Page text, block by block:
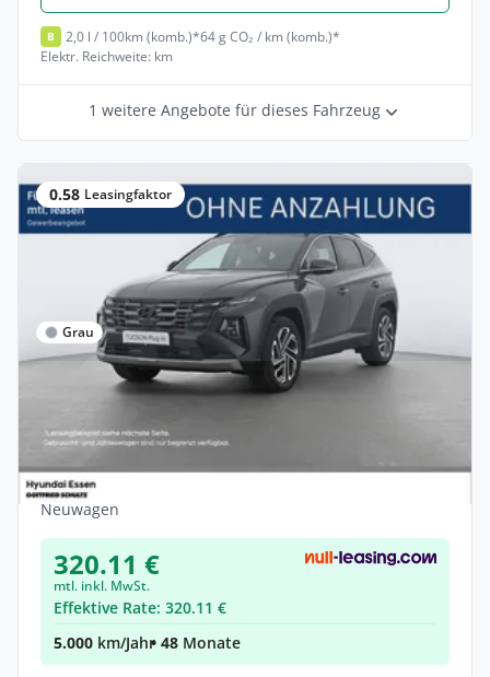
B 2,0 l / 100km (komb.)*64 g CO₂ / km (komb.)*
Elektr. Reichweite: km
1 weitere Angebote für dieses Fahrzeug
0.58 Leasingfaktor
Grau
Gewerbe
Hyundai Tucson PHEV Prime 1.6 T-GDI AT
4WD 0 5% BAFA m
Hybrid •
Neuwagen
320.11 €
mtl. inkl. MwSt.
Effektive Rate: 320.11 €
5.000 km/Jahr• 48 Monate